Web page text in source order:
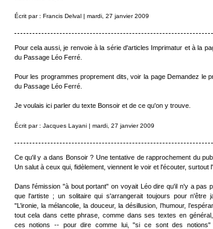
Écrit par : Francis Delval | mardi, 27 janvier 2009
Pour cela aussi, je renvoie à la série d'articles Imprimatur et à la
du Passage Léo Ferré.
Pour les programmes proprement dits, voir la page Demandez le
du Passage Léo Ferré.
Je voulais ici parler du texte Bonsoir et de ce qu'on y trouve.
Écrit par : Jacques Layani | mardi, 27 janvier 2009
Ce qu'il y a dans Bonsoir ? Une tentative de rapprochement du
Un salut à ceux qui, fidèlement, viennent le voir et l'écouter, surtout
Dans l'émission "à bout portant" on voyait Léo dire qu'il n'y a pas
que l'artiste ; un solitaire qui s'arrangerait toujours pour n'être
"L’ironie, la mélancolie, la douceur, la désillusion, l’humour,
tout cela dans cette phrase, comme dans ses textes en
ces notions -- pour dire comme lui, "si ce sont des